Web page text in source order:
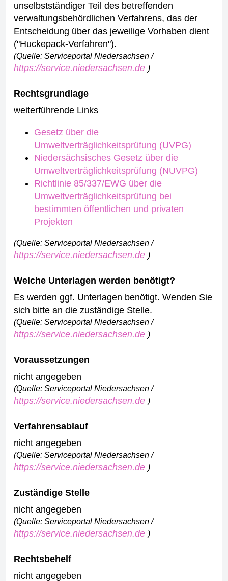
unselbstständiger Teil des betreffenden
verwaltungsbehördlichen Verfahrens, das der
Entscheidung über das jeweilige Vorhaben dient
("Huckepack-Verfahren").
(Quelle: Serviceportal Niedersachsen /
https://service.niedersachsen.de )
Rechtsgrundlage
weiterführende Links
Gesetz über die
Umweltverträglichkeitsprüfung (UVPG)
Niedersächsisches Gesetz über die
Umweltverträglichkeitsprüfung (NUVPG)
Richtlinie 85/337/EWG über die
Umweltverträglichkeitsprüfung bei
bestimmten öffentlichen und privaten
Projekten
(Quelle: Serviceportal Niedersachsen /
https://service.niedersachsen.de )
Welche Unterlagen werden benötigt?
Es werden ggf. Unterlagen benötigt. Wenden Sie
sich bitte an die zuständige Stelle.
(Quelle: Serviceportal Niedersachsen /
https://service.niedersachsen.de )
Voraussetzungen
nicht angegeben
(Quelle: Serviceportal Niedersachsen /
https://service.niedersachsen.de )
Verfahrensablauf
nicht angegeben
(Quelle: Serviceportal Niedersachsen /
https://service.niedersachsen.de )
Zuständige Stelle
nicht angegeben
(Quelle: Serviceportal Niedersachsen /
https://service.niedersachsen.de )
Rechtsbehelf
nicht angegeben